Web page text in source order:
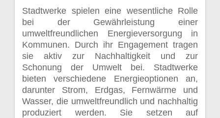
Stadtwerke spielen eine wesentliche Rolle
bei der Gewährleistung einer
umweltfreundlichen Energieversorgung in
Kommunen. Durch ihr Engagement tragen
sie aktiv zur Nachhaltigkeit und zur
Schonung der Umwelt bei. Stadtwerke
bieten verschiedene Energieoptionen an,
darunter Strom, Erdgas, Fernwärme und
Wasser, die umweltfreundlich und nachhaltig
produziert werden. Sie setzen auf